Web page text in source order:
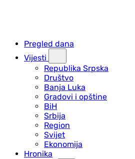
Pregled dana
Vijesti
Republika Srpska
Društvo
Banja Luka
Gradovi i opštine
BiH
Srbija
Region
Svijet
Ekonomija
Hronika